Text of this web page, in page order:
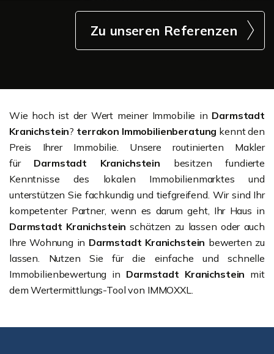
Zu unseren Referenzen
Wie hoch ist der Wert meiner Immobilie in Darmstadt
Kranichstein? terrakon Immobilienberatung kennt den
Preis Ihrer Immobilie. Unsere routinierten Makler
für Darmstadt Kranichstein besitzen fundierte
Kenntnisse des lokalen Immobilienmarktes und
unterstützen Sie fachkundig und tiefgreifend. Wir sind Ihr
kompetenter Partner, wenn es darum geht, Ihr Haus in
Darmstadt Kranichstein schätzen zu lassen oder auch
Ihre Wohnung in Darmstadt Kranichstein bewerten zu
lassen. Nutzen Sie für die einfache und schnelle
Immobilienbewertung in Darmstadt Kranichstein mit
dem Wertermittlungs-Tool von IMMOXXL.